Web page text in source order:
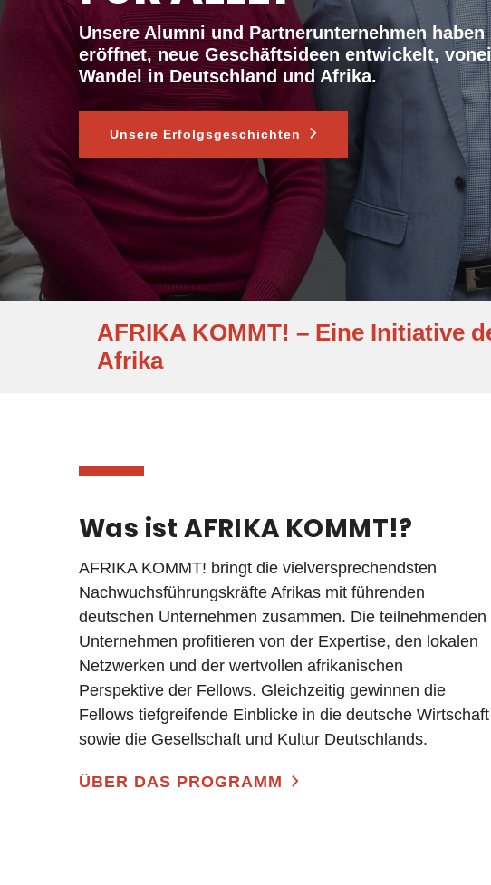
Unsere Alumni und Partnerunternehmen
eröffnet, neue Geschäftsideen entwickelt,
Wandel in Deutschland und Afrika.
Unsere Erfolgsgeschichten
AFRIKA KOMMT! – Eine Initiative
Afrika
Was ist AFRIKA KOMMT!?
AFRIKA KOMMT! bringt die vielversprechendsten
Nachwuchsführungskräfte Afrikas mit führenden
deutschen Unternehmen zusammen. Die teilnehmenden
Unternehmen profitieren von der Expertise, den lokalen
Netzwerken und der wertvollen afrikanischen
Perspektive der Fellows. Gleichzeitig gewinnen die
Fellows tiefgreifende Einblicke in die deutsche Wirtschaft
sowie die Gesellschaft und Kultur Deutschlands.
ÜBER DAS PROGRAMM